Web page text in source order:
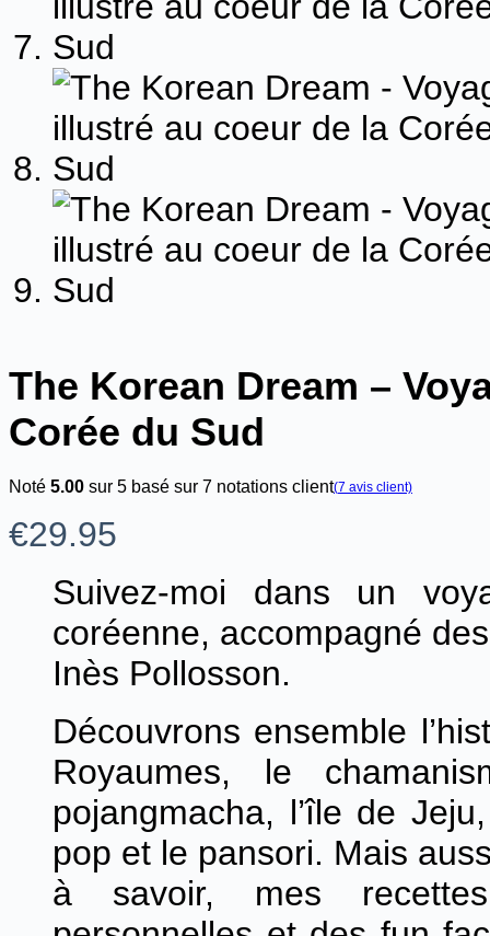
The Korean Dream –
Corée du Sud
Noté 5.00 sur 5 basé sur 7 notations client(7 avis client)
€29.95
Suivez-moi dans un
coréenne, accompagné
Inès Pollosson.
Découvrons ensemble
Royaumes, le
pojangmacha, l’île de
pop et le pansori. Mais
à savoir, mes